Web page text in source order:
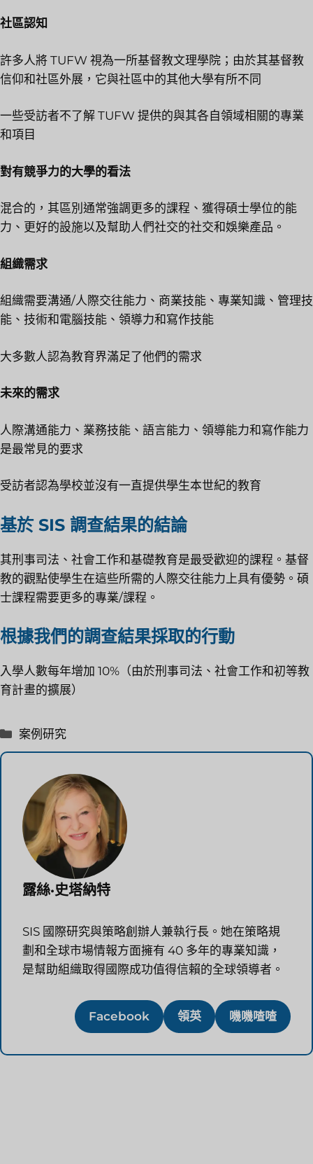
社區認知
許多人將 TUFW 視為一所基督教文理學院；由於其基督教
信仰和社區外展，它與社區中的其他大學有所不同
一些受訪者不了解 TUFW 提供的與其各自領域相關的專業
和項目
對有競爭力的大學的看法
混合的，其區別通常強調更多的課程、獲得碩士學位的能
力、更好的設施以及幫助人們社交的社交和娛樂產品。
組織需求
組織需要溝通/人際交往能力、商業技能、專業知識、管理技
能、技術和電腦技能、領導力和寫作技能
大多數人認為教育界滿足了他們的需求
未來的需求
人際溝通能力、業務技能、語言能力、領導能力和寫作能力
是最常見的要求
受訪者認為學校並沒有一直提供學生本世紀的教育
基於 SIS 調查結果的結論
其刑事司法、社會工作和基礎教育是最受歡迎的課程。基督
教的觀點使學生在這些所需的人際交往能力上具有優勢。碩
士課程需要更多的專業/課程。
根據我們的調查結果採取的行動
入學人數每年增加 10%（由於刑事司法、社會工作和初等教
育計畫的擴展）
分
類
案例研究
露絲·史塔納特
SIS 國際研究與策略創辦人兼執行長。她在策略規
劃和全球市場情報方面擁有 40 多年的專業知識，
是幫助組織取得國際成功值得信賴的全球領導者。
Facebook 領英 嘰嘰喳喳